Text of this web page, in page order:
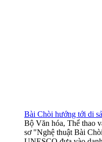
Bài Chòi hướng tới di
Bộ Văn hóa, Thể thao
sơ "Nghệ thuật Bài